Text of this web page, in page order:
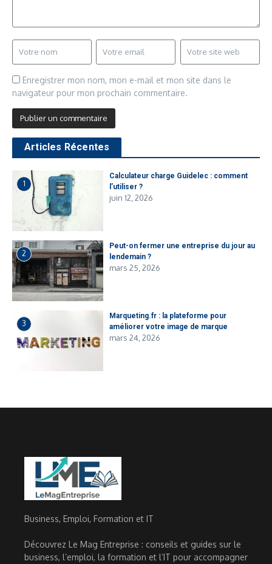
Enregistrer mon nom, mon e-mail et mon site dans le
navigateur pour mon prochain commentaire.
Articles Récentes
1
Calculateur charge Guidelec​ : comment
l’utiliser ?
juin 12, 2026
2
Peut-on fermer une entreprise du jour au
lendemain ?
mars 25, 2026
3
Marqueting.fr : la plateforme pour
améliorer votre image de marque
mars 24, 2026
Business, Emploi, Formation et IT
Découvrez Le Mag Entreprise : conseils et guides sur le
business, l’emploi, la formation et l’IT pour accompagner